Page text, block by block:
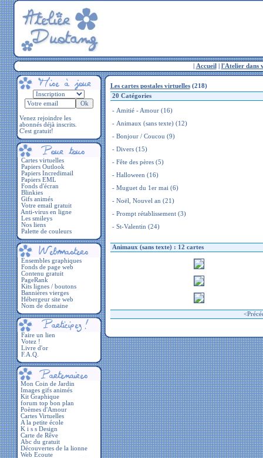
Accueil l'Atelier dans
Venez rejoindre les
abonnés déjà inscrits.
C'est gratuit!
Cartes virtuelles
Papiers Outlook
Papiers Incredimail
Papiers EML
Fonds d'écran
Blinkies
Gifs animés
Votre email gratuit
Anti-virus en ligne
Les smileys
Nos liens
Palette de couleurs
Ensembles graphiques
Fonds de page web
Contenu gratuit
PageRank
Kits lignes / boutons
Bannières vierges
Hébergeur site web
Nom de domaine
Faire un lien
Votez !
Livre d'or
F.A.Q.
Les cartes postales virtuelles(218)
20 Catégories
- Amitié - Amour(16)
- Animaux (sans texte)(12)
- Bonjour / Coucou (9)
- Divers(15)
- Fête des pères(5)
- Halloween (16)
- Muguet du 1er mai (6)
- Noël, Nouvel an (21)
- Prompt rétablissement(3)
- St-Valentin (24)
Animaux (sans texte) : 12 cartes
<